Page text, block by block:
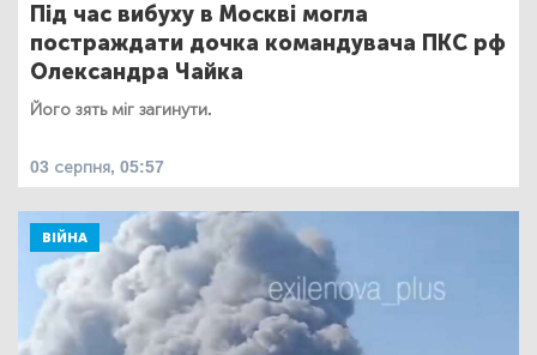
Під час вибуху в Москві могла
постраждати дочка командувача ПКС рф
Олександра Чайка
Його зять міг загинути.
03 серпня, 05:57
ВІЙНА